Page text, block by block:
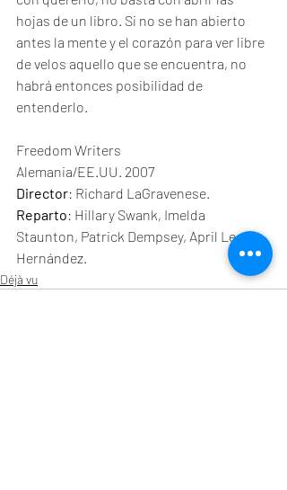
hojas de un libro. Si no se han abierto
antes la mente y el corazón para ver libre
de velos aquello que se encuentra, no
habrá entonces posibilidad de
entenderlo.
Freedom Writers
Alemania/EE.UU. 2007
Director: Richard LaGravenese.
Reparto: Hillary Swank, Imelda
Staunton, Patrick Dempsey, April Lee
Hernández.
Déjà vu